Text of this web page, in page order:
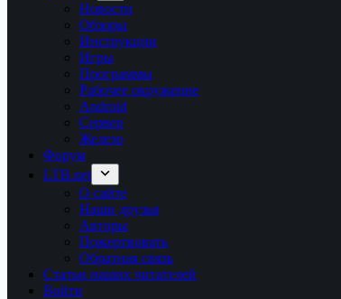
Новости
Обзоры
Инструкции
Игры
Программы
Рабочее окружение
Android
Сервер
Железо
Форум
LTB.net
О сайте
Наши друзья
Авторы
Пожертвовать
Обратная связь
Статьи наших читателей
Войти